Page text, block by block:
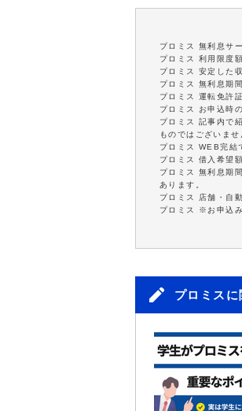
プロミス 無利息サ
プロミス 利用限度
プロミス 安定した
プロミス 無利息期
プロミス 運転免許
プロミス お申込時
プロミス 記事内で
ものではございませ
プロミス WEB完結
プロミス 借入希望
プロミス 無利息期
あります。
プロミス 店舗・自
プロミス ※お申込
プロミス